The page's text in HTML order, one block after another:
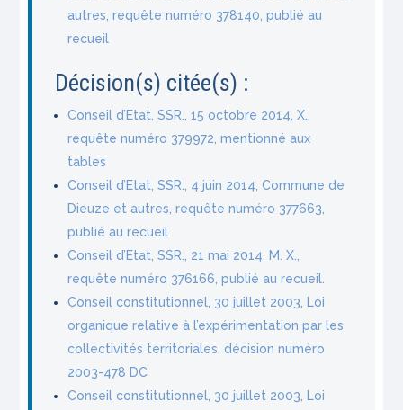
autres, requête numéro 378140, publié au
recueil
Décision(s) citée(s) :
Conseil d’Etat, SSR., 15 octobre 2014, X.,
requête numéro 379972, mentionné aux
tables
Conseil d’Etat, SSR., 4 juin 2014, Commune de
Dieuze et autres, requête numéro 377663,
publié au recueil
Conseil d’Etat, SSR., 21 mai 2014, M. X.,
requête numéro 376166, publié au recueil.
Conseil constitutionnel, 30 juillet 2003, Loi
organique relative à l’expérimentation par les
collectivités territoriales, décision numéro
2003-478 DC
Conseil constitutionnel, 30 juillet 2003, Loi